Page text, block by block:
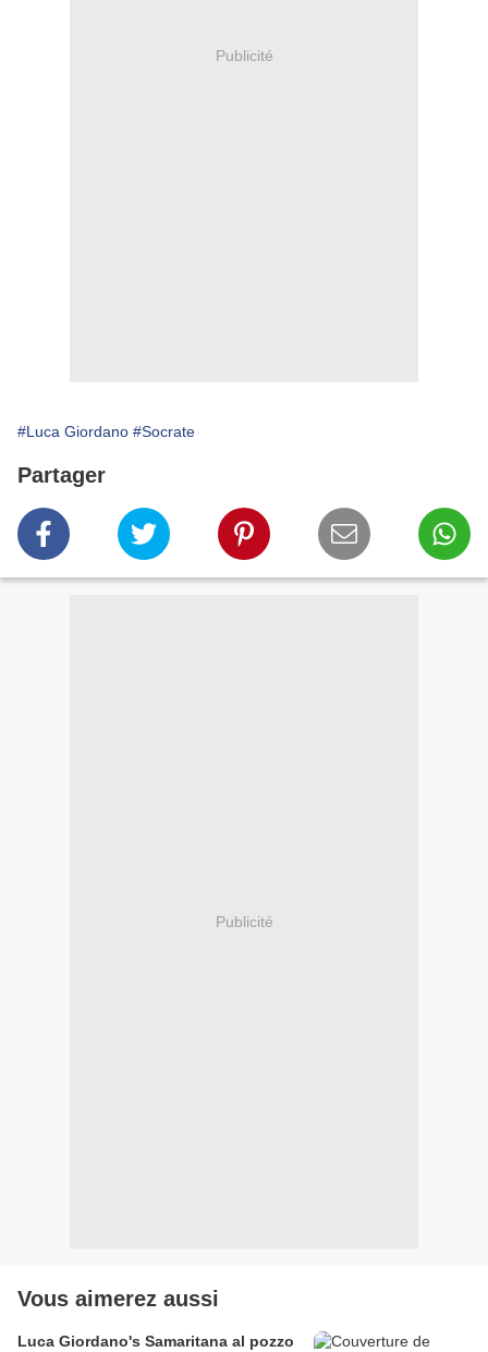
Publicité
#Luca Giordano #Socrate
Partager
Publicité
Vous aimerez aussi
Luca Giordano's Samaritana al pozzo